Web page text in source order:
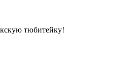
тюбитейку!